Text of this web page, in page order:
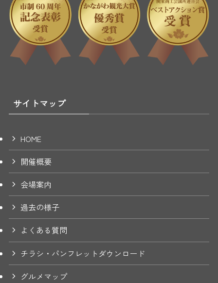
サイトマップ
HOME
開催概要
会場案内
過去の様子
よくある質問
チラシ・パンフレットダウンロード
グルメマップ